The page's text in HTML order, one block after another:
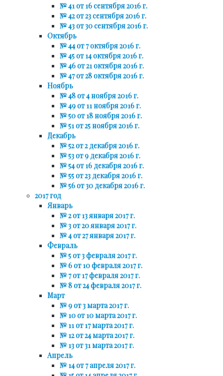
№ 41 от 16 сентября 2016 г.
№ 42 от 23 сентября 2016 г.
№ 43 от 30 сентября 2016 г.
Октябрь
№ 44 от 7 октября 2016 г.
№ 45 от 14 октября 2016 г.
№ 46 от 21 октября 2016 г.
№ 47 от 28 октября 2016 г.
Ноябрь
№ 48 от 4 ноября 2016 г.
№ 49 от 11 ноября 2016 г.
№ 50 от 18 ноября 2016 г.
№ 51 от 25 ноября 2016 г.
Декабрь
№ 52 от 2 декабря 2016 г.
№ 53 от 9 декабря 2016 г.
№ 54 от 16 декабря 2016 г.
№ 55 от 23 декабря 2016 г.
№ 56 от 30 декабря 2016 г.
2017 год
Январь
№ 2 от 13 января 2017 г.
№ 3 от 20 января 2017 г.
№ 4 от 27 января 2017 г.
Февраль
№ 5 от 3 февраля 2017 г.
№ 6 от 10 февраля 2017 г.
№ 7 от 17 февраля 2017 г.
№ 8 от 24 февраля 2017 г.
Март
№ 9 от 3 марта 2017 г.
№ 10 от 10 марта 2017 г.
№ 11 от 17 марта 2017 г.
№ 12 от 24 марта 2017 г.
№ 13 от 31 марта 2017 г.
Апрель
№ 14 от 7 апреля 2017 г.